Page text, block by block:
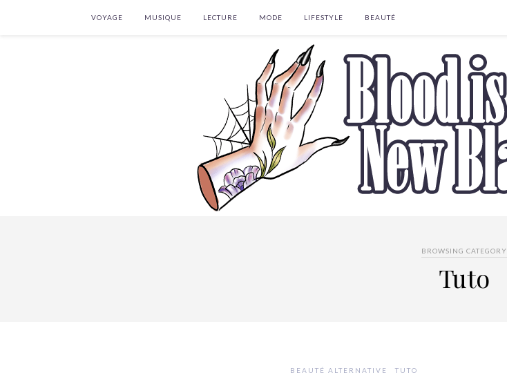
VOYAGE MUSIQUE LECTURE MODE LIFESTYLE BEAUTÉ
BROWSING CATEGORY
Tuto
BEAUTÉ ALTERNATIVE TUTO